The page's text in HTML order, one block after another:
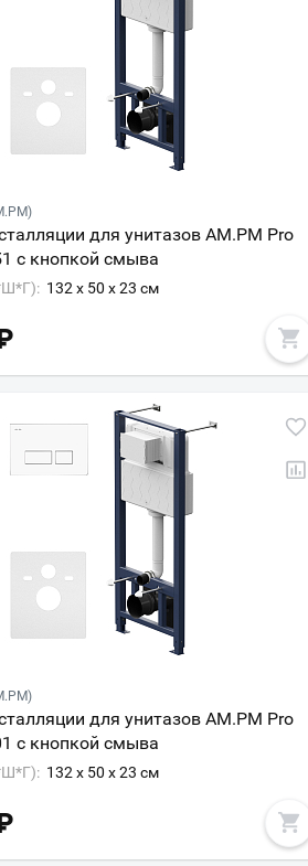
для унитазов AM.PM Pro
с кнопкой смыва
132 x 50 x 23 см
для унитазов AM.PM Pro
с кнопкой смыва
132 x 50 x 23 см